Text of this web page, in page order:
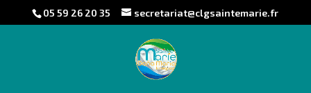
05 59 26 20 35 secretariat@clgsaintemarie.fr